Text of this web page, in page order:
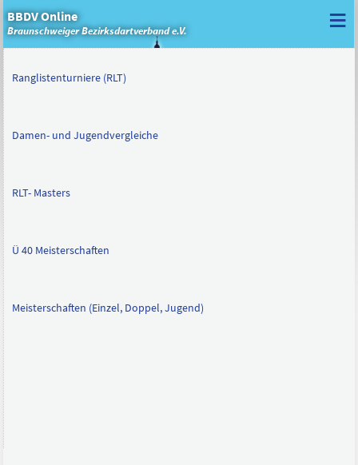
BBDV Online
Braunschweiger Bezirksdartverband e.V. ≡
Ranglistenturniere (RLT)
Damen- und Jugendvergleiche
RLT- Masters
Ü 40 Meisterschaften
Meisterschaften (Einzel, Doppel, Jugend)